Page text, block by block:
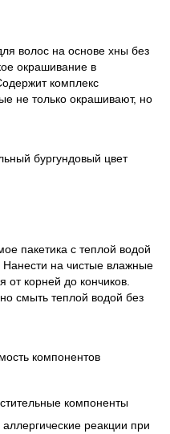
волос на основе хны без
окрашивание в
комплекс
не только окрашивают, но
бургундовый​ цвет
пакетика с теплой водой
Нанести на чистые влажные
корней до кончиков.
смыть теплой водой без
компонентов
компоненты
реакции при